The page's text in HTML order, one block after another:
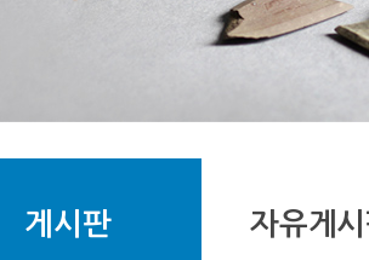
게시판 자유게